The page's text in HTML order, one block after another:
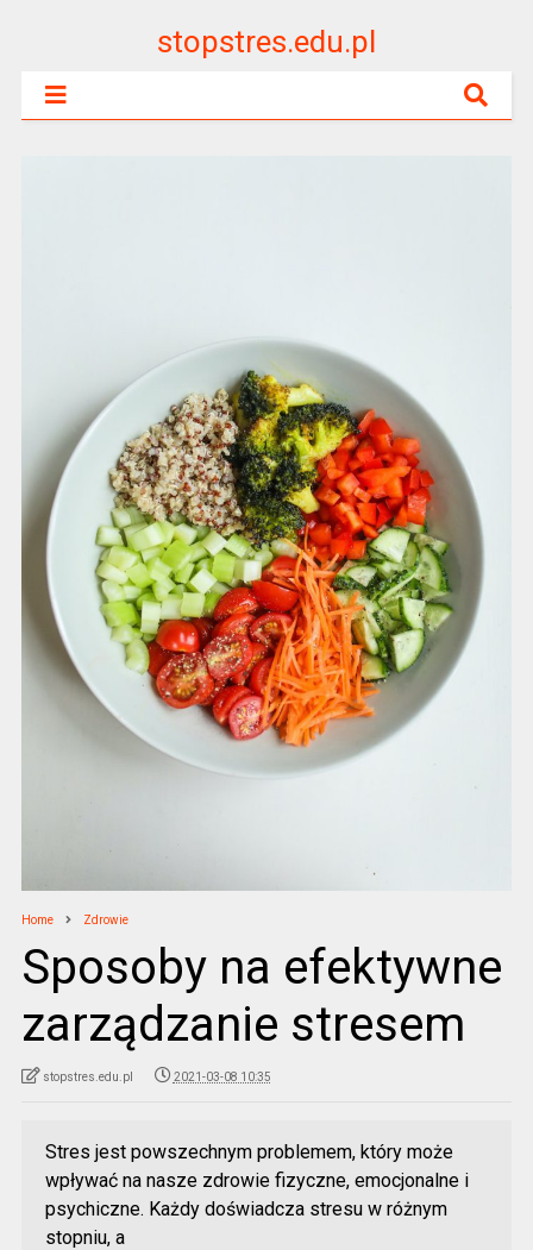
stopstres.edu.pl
Home Zdrowie
Sposoby na efektywne
zarządzanie stresem
stopstres.edu.pl 2021-03-08 10:35
Stres jest powszechnym problemem, który może
wpływać na nasze zdrowie fizyczne, emocjonalne i
psychiczne. Każdy doświadcza stresu w różnym
stopniu, a